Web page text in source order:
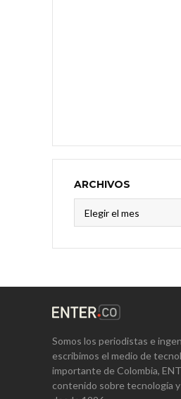
ARCHIVOS
Somos los periodistas e
escribimos el medio de
importante de Colombia,
contenido sobre tecnología